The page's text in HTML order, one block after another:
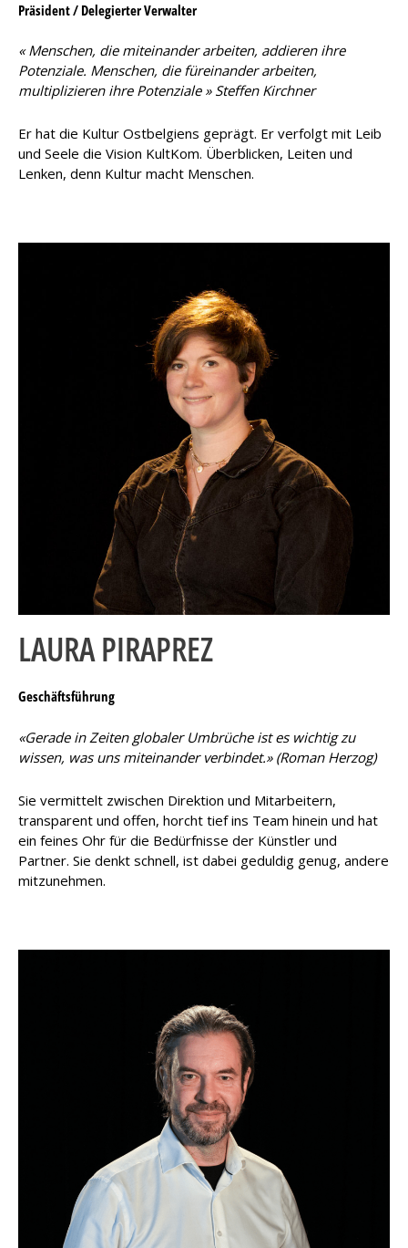
Präsident / Delegierter Verwalter
« Menschen, die miteinander arbeiten, addieren ihre
Potenziale. Menschen, die füreinander arbeiten,
multiplizieren ihre Potenziale » Steffen Kirchner
Er hat die Kultur Ostbelgiens geprägt. Er verfolgt mit Leib
und Seele die Vision KultKom. Überblicken, Leiten und
Lenken, denn Kultur macht Menschen.
LAURA PIRAPREZ
Geschäftsführung
«Gerade in Zeiten globaler Umbrüche ist es wichtig zu
wissen, was uns miteinander verbindet.» (Roman Herzog)
Sie vermittelt zwischen Direktion und Mitarbeitern,
transparent und offen, horcht tief ins Team hinein und hat
ein feines Ohr für die Bedürfnisse der Künstler und
Partner. Sie denkt schnell, ist dabei geduldig genug, andere
mitzunehmen.